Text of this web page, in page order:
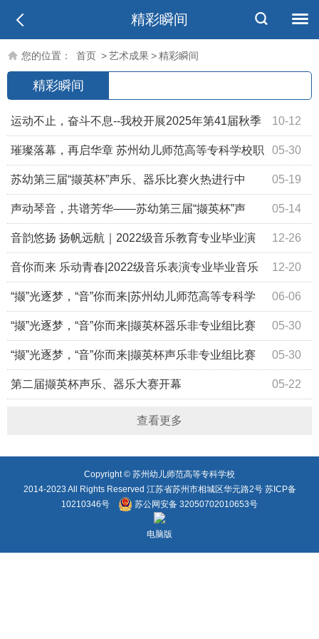
精彩瞬间
您的位置： 首页 >艺术成果 >精彩瞬间
精彩瞬间
10-12
运动不止，奋斗不息--我校开展2025年第41届秋季
田径运动会 05-30
璀璨落幕，再启华章 苏州幼儿师范高等专科学校职
教周专题活动—— 暨第三届“撷英杯”声乐、器乐比赛颁奖典
礼圆满举行
05-19
苏幼第三届“撷英杯”声乐、器乐比赛火热进行中
05-14
声动琴音，共谱芳华——苏幼第三届“撷英杯”声
乐、器乐比赛开赛啦 12-26
音韵悠扬 扬帆远航｜2022级音乐教育专业毕业演
出圆满完成 12-20
音你而来 乐动青春|2022级音乐表演专业毕业音乐
会圆满举行 06-06
“撷”光逐梦，“音”你而来|苏州幼儿师范高等专科学
校第二届“撷英杯”颁奖典礼圆满落幕 05-30
“撷”光逐梦，“音”你而来|撷英杯器乐非专业组比赛
纪要 05-30
“撷”光逐梦，“音”你而来|撷英杯声乐非专业组比赛
纪要 05-22
第二届撷英杯声乐、器乐大赛开幕
查看更多
Copyright © 苏州幼儿师范高等专科学校
2014-2023 All Rights Reserved 江苏省苏州市相城区华元路2号 苏ICP备
10210346号
苏公网安备 32050702010653号
电脑版